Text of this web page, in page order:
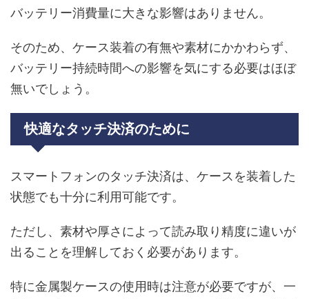
バッテリー消費量に大きな影響はありません。
そのため、ケース装着の有無や素材にかかわらず、
バッテリー持続時間への影響を気にする必要はほぼ
無いでしょう。
快適なタッチ決済のために
スマートフォンのタッチ決済は、ケースを装着した
状態でも十分に利用可能です。
ただし、素材や厚さによって読み取り精度に違いが
出ることを理解しておく必要があります。
特に金属製ケースの使用時は注意が必要ですが、一